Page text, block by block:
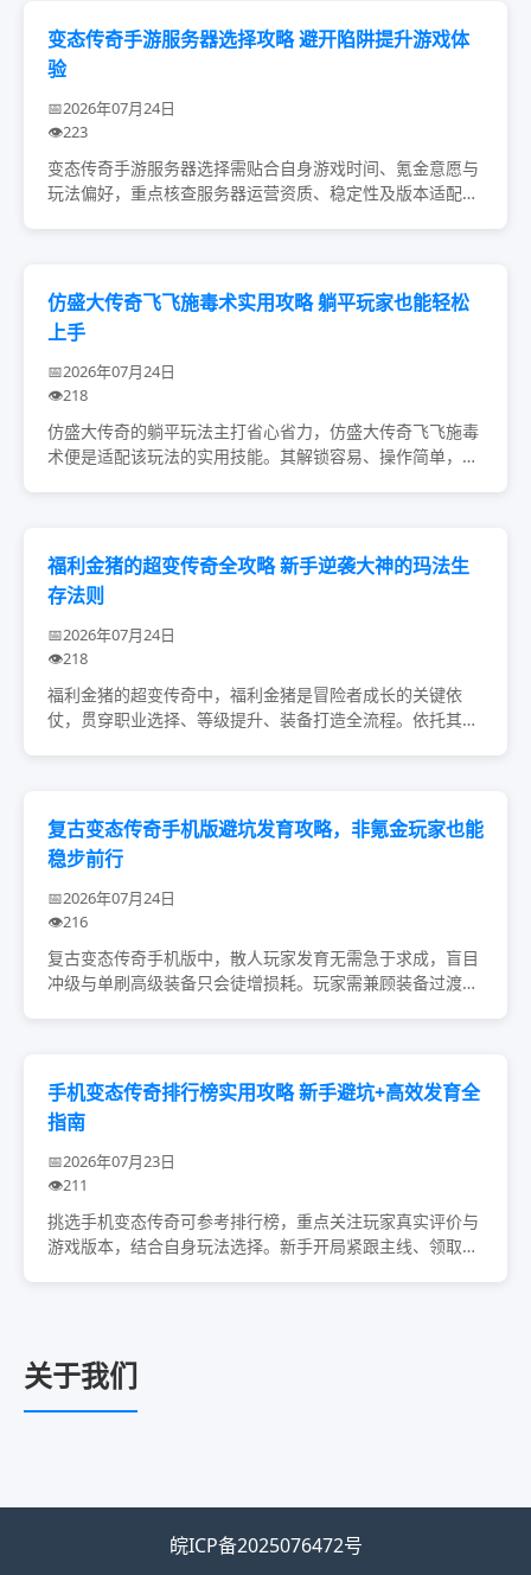
变态传奇手游服务器选择攻略 避开陷阱提升游戏体
验
2026年07月24日
223
变态传奇手游服务器选择需贴合自身游戏时间、氪金意愿与
玩法偏好，重点核查服务器运营资质、稳定性及版本适配
仿盛大传奇飞飞施毒术实用攻略 躺平玩家也能轻松
上手
2026年07月24日
218
仿盛大传奇的躺平玩法主打省心省力，仿盛大传奇飞飞施毒
术便是适配该玩法的实用技能。其解锁容易、操作简单，无
福利金猪的超变传奇全攻略 新手逆袭大神的玛法生
存法则
2026年07月24日
218
福利金猪的超变传奇中，福利金猪是冒险者成长的关键依
仗，贯穿职业选择、等级提升、装备打造全流程。依托其馈
复古变态传奇手机版避坑发育攻略，非氪金玩家也能
稳步前行
2026年07月24日
216
复古变态传奇手机版中，散人玩家发育无需急于求成，盲目
冲级与单刷高级装备只会徒增损耗。玩家需兼顾装备过渡、
手机变态传奇排行榜实用攻略 新手避坑+高效发育全
指南
2026年07月23日
211
挑选手机变态传奇可参考排行榜，重点关注玩家真实评价与
游戏版本，结合自身玩法选择。新手开局紧跟主线、领取福
关于我们
皖ICP备2025076472号